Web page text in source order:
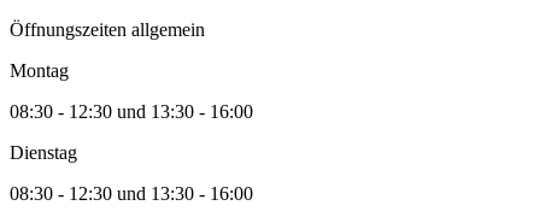
Öffnungszeiten allgemein
Montag
08:30 - 12:30 und 13:30 - 16:00
Dienstag
08:30 - 12:30 und 13:30 - 16:00